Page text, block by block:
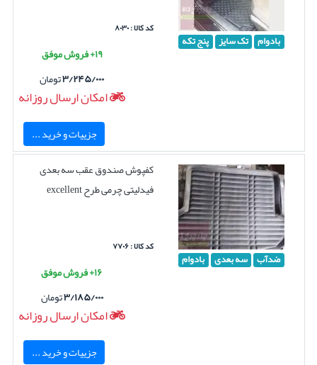
بادوام تک سایز پنج تکه
کد کالا : ۸۰۳۰
۱۹+ فروش موفق
۳/۲۴۵/۰۰۰تومان
امکان ارسال روزانه
جزییات و خرید ...
ضدآب سه بعدی بادوام
کفپوش صندوق عقب سه بعدی
فیدلیتی چرمی طرح excellent
کد کالا : ۷۷۰۶
۱۶+ فروش موفق
۳/۱۸۵/۰۰۰تومان
امکان ارسال روزانه
جزییات و خرید ...